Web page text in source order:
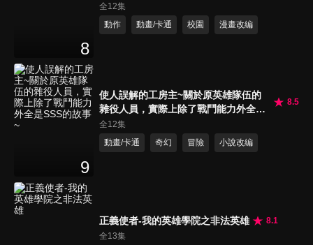
8
全12集
動作
動畫/卡通 校園 漫畫改編
9
使人誤解的工房主~關於原英雄隊伍的
雜役人員，實際上除了戰鬥能力外全是
SSS的故事~
8.5
全12集
動畫/卡通
奇幻 冒險 小說改編
正義使者-我的英雄學院之非法英雄
8.1
全13集